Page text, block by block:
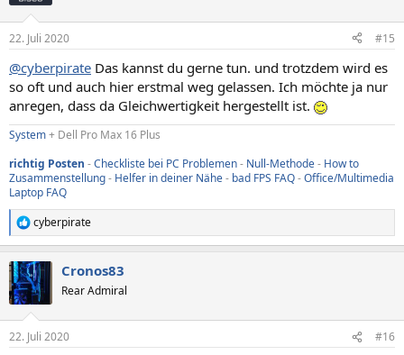
22. Juli 2020 #15
@cyberpirate Das kannst du gerne tun. und trotzdem wird es
so oft und auch hier erstmal weg gelassen. Ich möchte ja nur
anregen, dass da Gleichwertigkeit hergestellt ist.
System+ Dell Pro Max 16 Plus
richtig Posten -Checkliste bei PC Problemen- Null-Methode- How to
Zusammenstellung- Helfer in deiner Nähe- bad FPS FAQ-Office/Multimedia
Laptop FAQ
R
e
k
t
i
e
cyberpirate
Cronos83
Rear Admiral
22. Juli 2020 #16